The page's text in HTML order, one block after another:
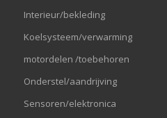
Interieur/bekleding
Koelsysteem/verwarming
motordelen /toebehoren
Onderstel/aandrijving
Sensoren/elektronica